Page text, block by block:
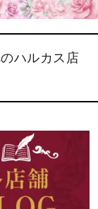
ハルカス店